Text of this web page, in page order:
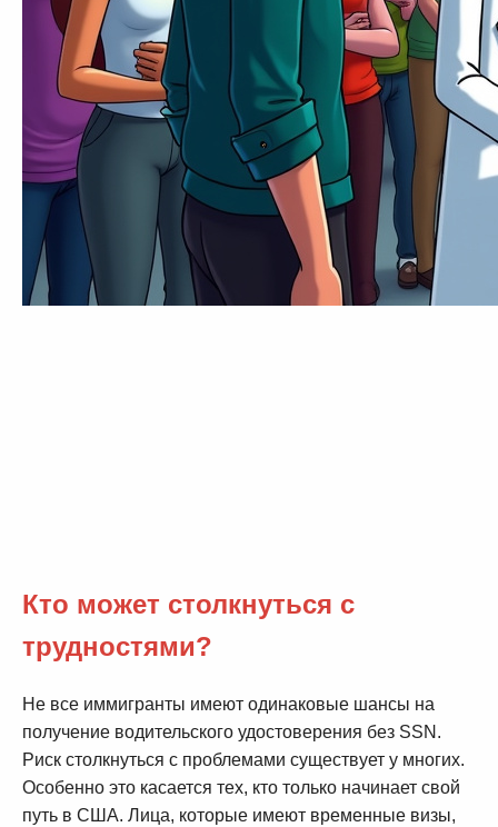
Кто может столкнуться с
трудностями?
Не все иммигранты имеют одинаковые шансы на
получение водительского удостоверения без SSN.
Риск столкнуться с проблемами существует у многих.
Особенно это касается тех, кто только начинает свой
путь в США. Лица, которые имеют временные визы,